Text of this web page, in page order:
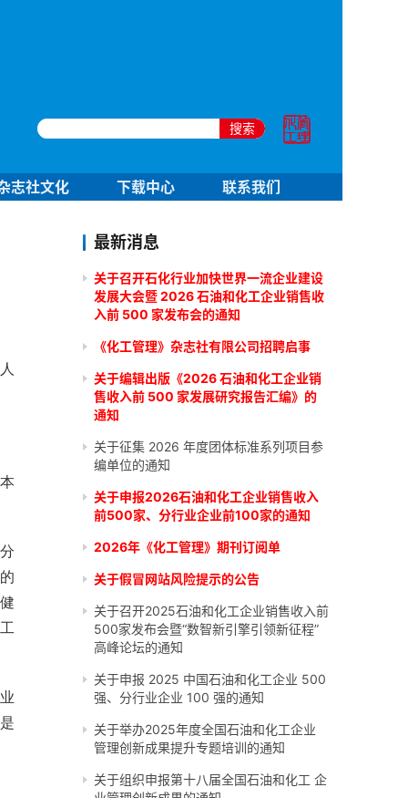
搜索
志社文化 下载中心 联系我们
最新消息
关于召开石化行业加快世界一流企业建设
发展大会暨 2026 石油和化工企业销售收
入前 500 家发布会的通知
《化工管理》杂志社有限公司招聘启事
关于编辑出版《2026 石油和化工企业销
售收入前 500 家发展研究报告汇编》的
通知
关于征集 2026 年度团体标准系列项目参
编单位的通知
关于申报2026石油和化工企业销售收入
前500家、分行业企业前100家的通知
2026年《化工管理》期刊订阅单
关于假冒网站风险提示的公告
关于召开2025石油和化工企业销售收入前
500家发布会暨“数智新引擎引领新征程”
高峰论坛的通知
关于申报 2025 中国石油和化工企业 500
强、分行业企业 100 强的通知
关于举办2025年度全国石油和化工企业
管理创新成果提升专题培训的通知
关于组织申报第十八届全国石油和化工 企